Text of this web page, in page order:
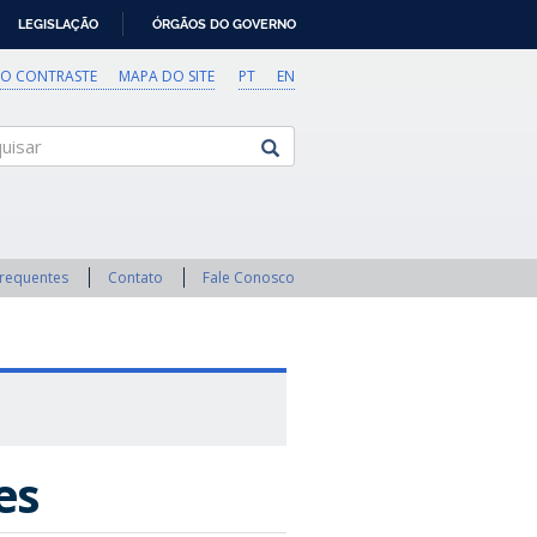
LEGISLAÇÃO ÓRGÃOS DO GOVERNO
PT EN
CONTRASTE MAPA DO SITE
Contato Fale Conosco